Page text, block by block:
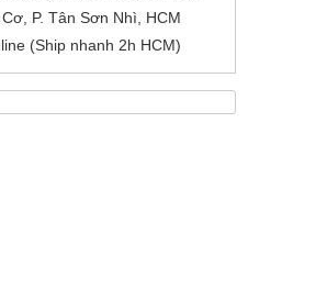
P. Tân Sơn Nhì, HCM
(Ship nhanh 2h HCM)